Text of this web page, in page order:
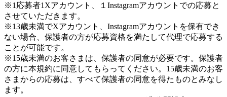
※1応募者1Xアカウント、１Instagramアカウントでの応募と
させていただきます。
※13歳未満でXアカウント、Instagramアカウントを保有でき
ない場合、保護者の方が応募資格を満たして代理で応募する
ことが可能です。
※15歳未満のお客さまは、保護者の同意が必要です。保護者
の方に本規約に同意してもらってください。15歳未満のお客
さまからの応募は、すべて保護者の同意を得たものとみなし
ます。